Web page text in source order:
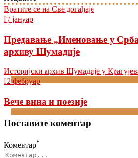
Вратите се на Све догађаје
17 јануар
Предавање „Именовање у
архиву Шумадије
Историјски архив Шумадије у
12 фебруар
Вече вина и поезије
Поставите коментар
Коментар*